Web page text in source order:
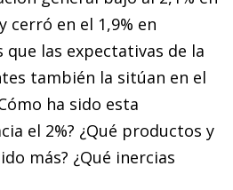
cerró en el 1,9% en
las expectativas de la
también la sitúan en el
ha sido esta
el 2%? ¿Qué productos y
más? ¿Qué inercias